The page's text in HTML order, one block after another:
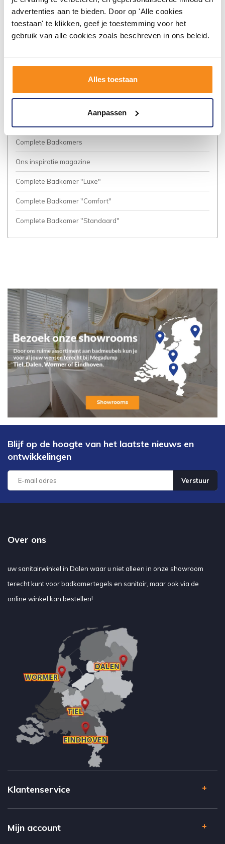
advertenties aan te bieden. Door op 'Alle cookies
toestaan' te klikken, geef je toestemming voor het
gebruik van alle cookies zoals beschreven in ons beleid.
Alles toestaan
Aanpassen
Algemene voorwaarden
Vacatures
Complete Badkamers
Ons inspiratie magazine
Complete Badkamer "Luxe"
Complete Badkamer "Comfort"
Complete Badkamer "Standaard"
Blijf op de hoogte van het laatste nieuws en
ontwikkelingen
Verstuur
Over ons
uw sanitairwinkel in Dalen waar u niet alleen in onze showroom
terecht kunt voor badkamertegels en sanitair, maar ook via de
online winkel kan bestellen!
Klantenservice
Mijn account